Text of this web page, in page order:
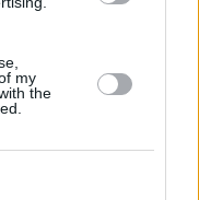
my
the
συνάντηση
Τέλλιος